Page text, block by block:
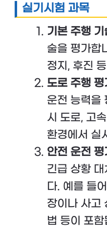
실기시험 과목
기본 주행 기
술을 평가합
정지, 후진
도로 주행 평
운전 능력을
시 도로, 고
환경에서 실
안전 운전 평
긴급 상황 대
다. 예를 들
장이나 사고
법 등이 포함